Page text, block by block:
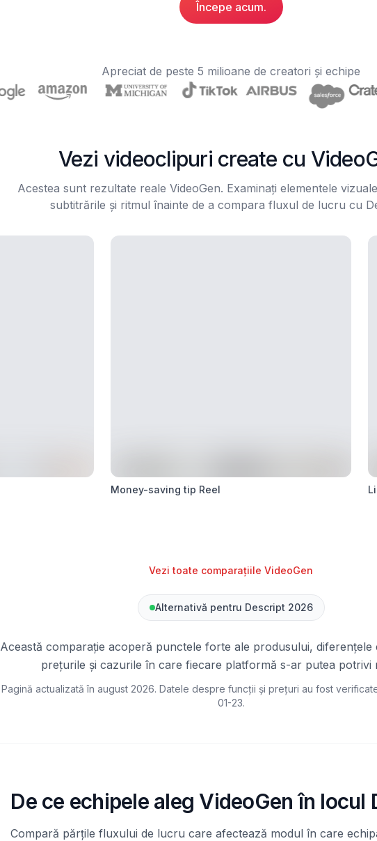
Începe acum.
Apreciat de peste 5 milioane de creatori și echipe
Vezi videoclipuri create cu
Acestea sunt rezultate reale VideoGen. Examinați elementele
subtitrările și ritmul înainte de a compara fluxul de lucru cu
Money-saving tip Reel
Vezi toate comparațiile VideoGen
Alternativă pentru Descript 2026
Această comparație acoperă punctele forte ale produsului,
prețurile și cazurile în care fiecare platformă s-ar putea potrivi
Pagină actualizată în august 2026. Datele despre funcții și prețuri au fost
01-23.
De ce echipele aleg VideoGen în locul
Compară părțile fluxului de lucru care afectează modul în care